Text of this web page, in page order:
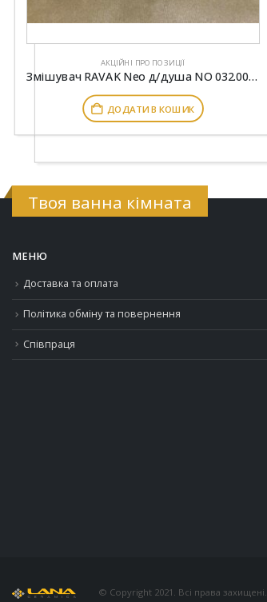
АКЦІЙНІ ПРОПОЗИЦІЇ
Змішувач RAVAK Neo д/душа NO 032.00/150 Х070018
ДОДАТИ В КОШИК
Твоя ванна кімната
МЕНЮ
Доставка та оплата
Політика обміну та повернення
Співпраця
© Copyright 2021. Всі права захищені.